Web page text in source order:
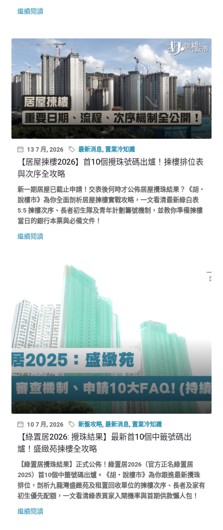
繼續閱讀
13 7 月, 2026 最新消息, 置業冷知識
【居屋揀樓2026】首10個攪珠號碼出爐！揀樓排位表
與次序全攻略
新一期居屋已截止申請！交表後何時才公佈居屋攪珠結果？《胡‧
說樓市》為你全面剖析居屋揀樓實戰攻略，一文看清最新綠白表
5:5 揀樓次序、長者初生隊及青年計劃籌號機制，並教你準備揀樓
當日的銀行本票與必備文件！
繼續閱讀
10 7 月, 2026 新盤攻略, 最新消息, 置業冷知識
【綠置居2026: 攪珠結果】最新首10個中籤號碼出
爐！盛緻苑揀樓全攻略
【綠置居攪珠結果】正式公佈！綠置居2026（官方正名綠置居
2025）首10個中籤號碼出爐。《胡‧說樓市》為你跟進最新攪珠
排位，剖析九龍灣盛緻苑及租置回收單位的揀樓次序、長者及家有
初生優先配額，一文看清綠表買家入閘機率與首期供款懶人包！
繼續閱讀